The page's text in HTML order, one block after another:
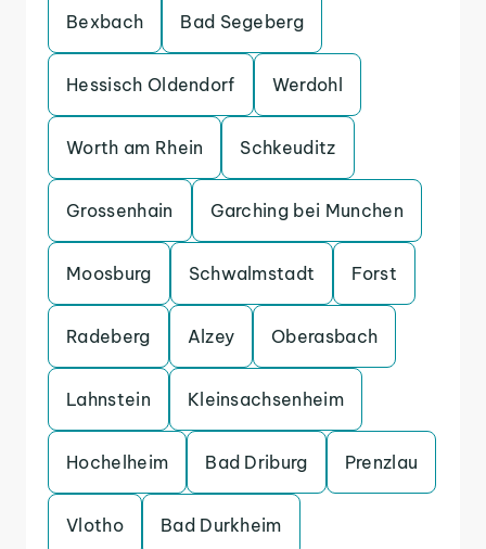
Bexbach Bad Segeberg
Hessisch Oldendorf Werdohl
Worth am Rhein Schkeuditz
Grossenhain Garching bei Munchen
Moosburg Schwalmstadt Forst
Radeberg Alzey Oberasbach
Lahnstein Kleinsachsenheim
Hochelheim Bad Driburg Prenzlau
Vlotho Bad Durkheim